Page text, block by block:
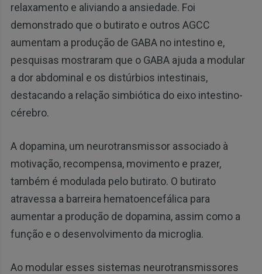
relaxamento e aliviando a ansiedade. Foi
demonstrado que o butirato e outros AGCC
aumentam a produção de GABA no intestino e,
pesquisas mostraram que o GABA ajuda a modular
a dor abdominal e os distúrbios intestinais,
destacando a relação simbiótica do eixo intestino-
cérebro.
A dopamina, um neurotransmissor associado à
motivação, recompensa, movimento e prazer,
também é modulada pelo butirato. O butirato
atravessa a barreira hematoencefálica para
aumentar a produção de dopamina, assim como a
função e o desenvolvimento da microglia.
Ao modular esses sistemas neurotransmissores